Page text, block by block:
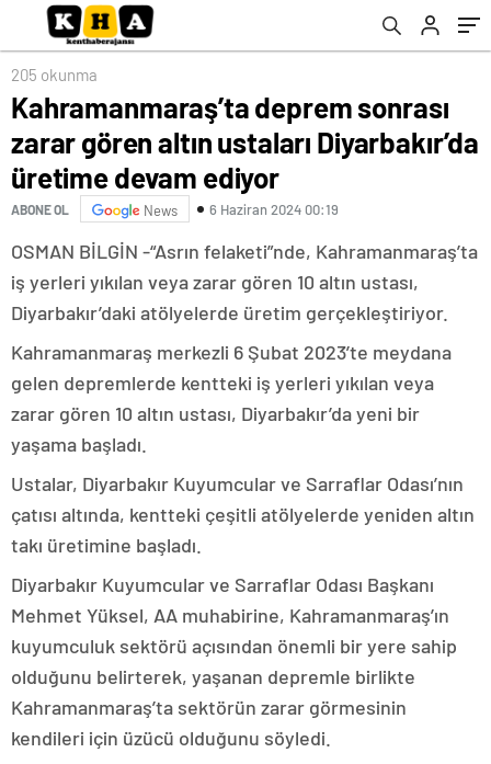
devam ediyor
205 okunma
Kahramanmaraş’ta deprem sonrası
zarar gören altın ustaları Diyarbakır’da
üretime devam ediyor
ABONE OL News 6 Haziran 2024 00:19
OSMAN BİLGİN -“Asrın felaketi”nde, Kahramanmaraş’ta
iş yerleri yıkılan veya zarar gören 10 altın ustası,
Diyarbakır’daki atölyelerde üretim gerçekleştiriyor.
Kahramanmaraş merkezli 6 Şubat 2023’te meydana
gelen depremlerde kentteki iş yerleri yıkılan veya
zarar gören 10 altın ustası, Diyarbakır’da yeni bir
yaşama başladı.
Ustalar, Diyarbakır Kuyumcular ve Sarraflar Odası’nın
çatısı altında, kentteki çeşitli atölyelerde yeniden altın
takı üretimine başladı.
Diyarbakır Kuyumcular ve Sarraflar Odası Başkanı
Mehmet Yüksel, AA muhabirine, Kahramanmaraş’ın
kuyumculuk sektörü açısından önemli bir yere sahip
olduğunu belirterek, yaşanan depremle birlikte
Kahramanmaraş’ta sektörün zarar görmesinin
kendileri için üzücü olduğunu söyledi.